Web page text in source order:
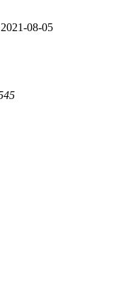
2021-08-05